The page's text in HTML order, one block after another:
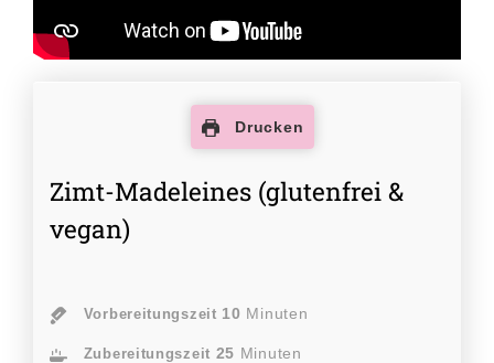
Drucken
Zimt-Madeleines (glutenfrei &
vegan)
Vorbereitungszeit 10 Minuten
Zubereitungszeit 25 Minuten